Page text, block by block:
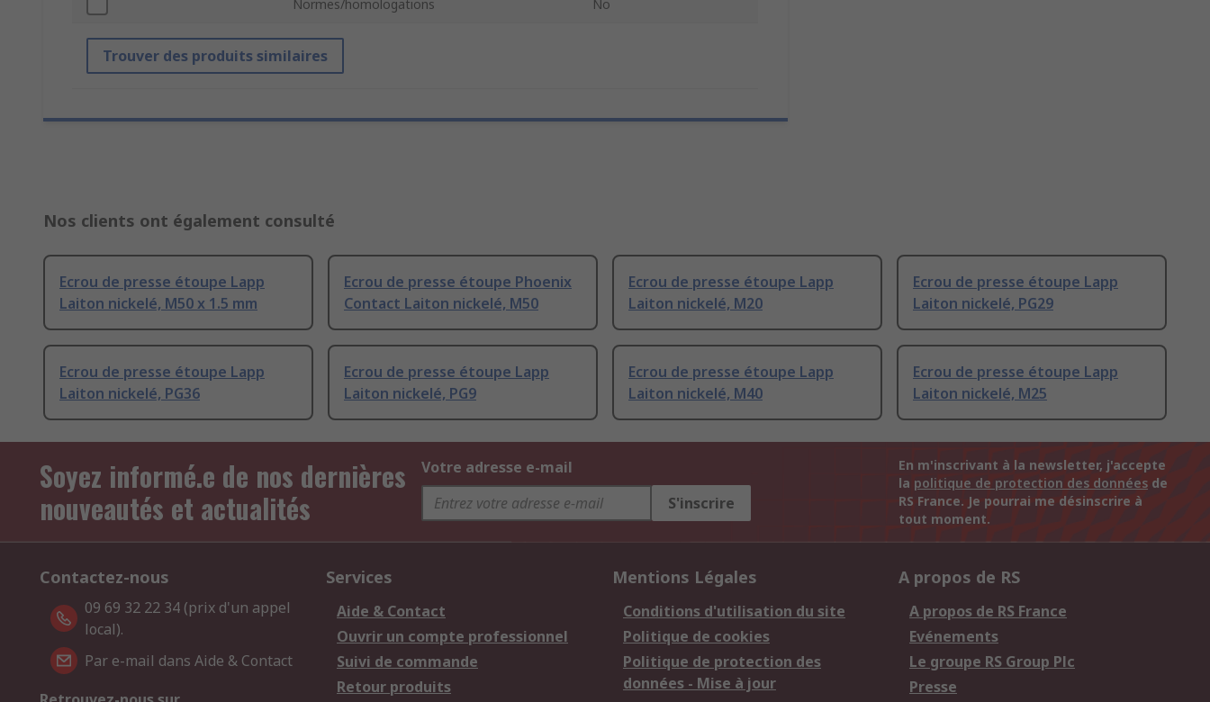
Normes/homologations No
Trouver des produits similaires
Nos clients ont également consulté
Ecrou de presse étoupe Lapp
Laiton nickelé, M50 x 1.5 mm
Ecrou de presse étoupe Phoenix
Contact Laiton nickelé, M50
Ecrou de presse étoupe Lapp
Laiton nickelé, M20
Ecrou de presse étoupe Lapp
Laiton nickelé, PG29
Ecrou de presse étoupe Lapp
Laiton nickelé, PG36
Ecrou de presse étoupe Lapp
Laiton nickelé, PG9
Ecrou de presse étoupe Lapp
Laiton nickelé, M40
Ecrou de presse étoupe Lapp
Laiton nickelé, M25
Soyez informé.e de nos dernières
nouveautés et actualités
Votre adresse e-mail
S'inscrire
En m'inscrivant à la newsletter, j'accepte
la politique de protection des données de
RS France. Je pourrai me désinscrire à
tout moment.
Contactez-nous
09 69 32 22 34 (prix d'un appel
local).
Par e-mail dans Aide & Contact
Services
Aide & Contact
Ouvrir un compte professionnel
Suivi de commande
Retour produits
Mentions Légales
Conditions d'utilisation du site
Politique de cookies
Politique de protection des
données - Mise à jour
A propos de RS
A propos de RS France
Evénements
Le groupe RS Group Plc
Presse